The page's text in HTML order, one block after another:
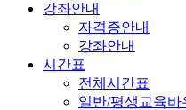
강좌안내
자격증안내
강좌안내
시간표
전체시간표
일반/평생교육바